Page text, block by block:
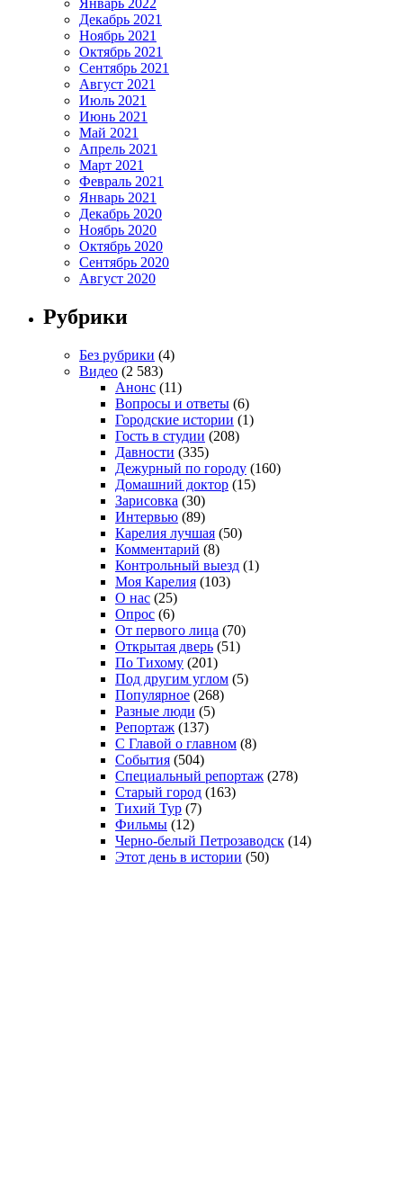
Январь 2022
Декабрь 2021
Ноябрь 2021
Октябрь 2021
Сентябрь 2021
Август 2021
Июль 2021
Июнь 2021
Май 2021
Апрель 2021
Март 2021
Февраль 2021
Январь 2021
Декабрь 2020
Ноябрь 2020
Октябрь 2020
Сентябрь 2020
Август 2020
Рубрики
Без рубрики (4)
Видео (2 583)
Анонс (11)
Вопросы и ответы (6)
Городские истории (1)
Гость в студии (208)
Давности (335)
Дежурный по городу (160)
Домашний доктор (15)
Зарисовка (30)
Интервью (89)
Карелия лучшая (50)
Комментарий (8)
Контрольный выезд (1)
Моя Карелия (103)
О нас (25)
Опрос (6)
От первого лица (70)
Открытая дверь (51)
По Тихому (201)
Под другим углом (5)
Популярное (268)
Разные люди (5)
Репортаж (137)
С Главой о главном (8)
События (504)
Специальный репортаж (278)
Старый город (163)
Тихий Тур (7)
Фильмы (12)
Черно-белый Петрозаводск (14)
Этот день в истории (50)